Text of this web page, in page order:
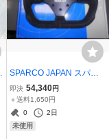
SPARCO JAPAN スパル
コ 正規品 P310 スエード
ホーンスイッチボタン付
ステアリング
即決 54,340円
＋送料1,650円
0
2日
未使用